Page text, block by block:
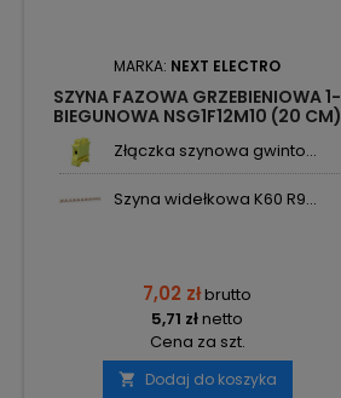
MARKA: NEXT ELECTRO
SZYNA FAZOWA GRZEBIENIOWA 1-
BIEGUNOWA NSG1F12M10 (20 CM)
Złączka szynowa gwinto...
Szyna widełkowa K60 R9...
7,02 złbrutto
5,71 złnetto
Cena za szt.
 Dodaj do koszyka